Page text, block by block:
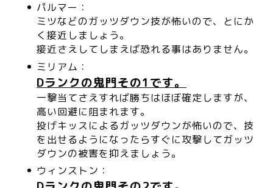
パルマー：
ミツなどのガッツダウン技が怖いので、とにか
く接近しましょう。
接近さえしてしまえば恐れる事はありません。
ミリアム：
Dランクの鬼門その1です。
一撃当てさえすれば勝ちはほぼ確定しますが、
高い回避に阻まれます。
投げキッスによるガッツダウンが怖いので、技
を出せるようになったらすぐに攻撃してガッツ
ダウンの被害を抑えましょう。
ウィンストン：